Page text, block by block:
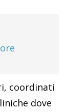
coordinati
dove